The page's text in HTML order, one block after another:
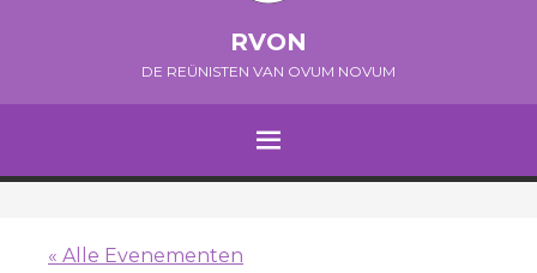
RVON
DE REÜNISTEN VAN OVUM NOVUM
« Alle Evenementen